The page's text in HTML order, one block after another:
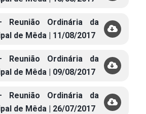
Ordinária da
de Mêda | 11/08/2017
Ordinária da
de Mêda | 09/08/2017
Ordinária da
de Mêda | 26/07/2017